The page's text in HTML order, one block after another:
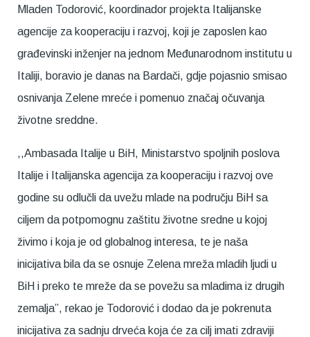
Mladen Todorović, koordinador projekta Italijanske
agencije za kooperaciju i razvoj, koji je zaposlen kao
građevinski inženjer na jednom Međunarodnom institutu u
Italiji, boravio je danas na Bardači, gdje pojasnio smisao
osnivanja Zelene mreće i pomenuo značaj očuvanja
životne sreddne.
,,Ambasada Italije u BiH, Ministarstvo spoljnih poslova
Italije i Italijanska agencija za kooperaciju i razvoj ove
godine su odlučli da uvežu mlade na području BiH sa
ciljem da potpomognu zaštitu životne sredne u kojoj
živimo i koja je od globalnog interesa, te je naša
inicijativa bila da se osnuje Zelena mreža mladih ljudi u
BiH i preko te mreže da se povežu sa mladima iz drugih
zemalja”, rekao je Todorović i dodao da je pokrenuta
inicijativa za sadnju drveća koja će za cilj imati zdraviji